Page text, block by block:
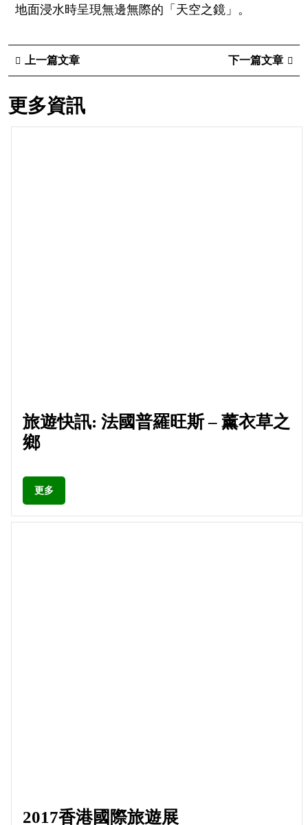
地面浸水時呈現無邊無際的「天空之鏡」。
上一篇文章 下一篇文章
更多資訊
旅遊快訊: 法國普羅旺斯 – 薰衣草之
鄉
更多
2017香港國際旅遊展